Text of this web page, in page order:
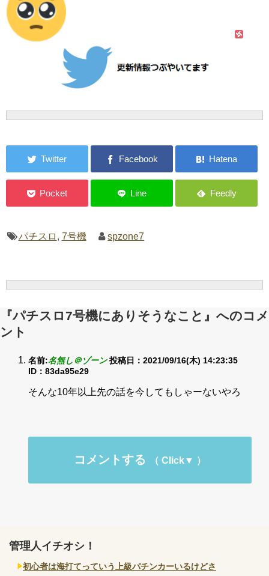
パチスロ , 7号機 spzone7
『パチスロ7号機にありそうなこと』へのコメ
ント
名前:名無し＠ゾーン 投稿日：2021/09/16(木) 14:23:35
ID：83da95e29
そんな10年以上先の話を今してもしゃーないやろ
コメントする
管理人イチオシ！
初心者は海打てっていう上級パチンカーいるけどさ